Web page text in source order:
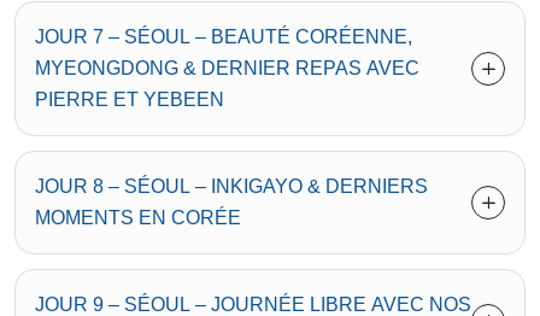
JOUR 7 – SÉOUL – BEAUTÉ CORÉENNE,
MYEONGDONG & DERNIER REPAS AVEC
PIERRE ET YEBEEN
JOUR 8 – SÉOUL – INKIGAYO & DERNIERS
MOMENTS EN CORÉE
JOUR 9 – SÉOUL – JOURNÉE LIBRE AVEC NOS